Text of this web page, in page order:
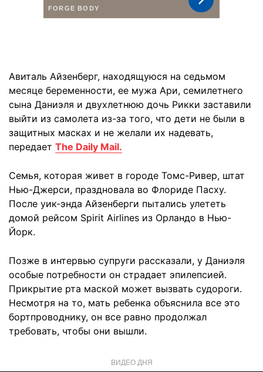
Авиталь Айзенберг, находящуюся на седьмом
месяце беременности, ее мужа Ари, семилетнего
сына Даниэля и двухлетнюю дочь Рикки заставили
выйти из самолета из-за того, что дети не были в
защитных масках и не желали их надевать,
передает The Daily Mail.
Семья, которая живет в городе Томс-Ривер, штат
Нью-Джерси, праздновала во Флориде Пасху.
После уик-энда Айзенберги пытались улететь
домой рейсом Spirit Airlines из Орландо в Нью-
Йорк.
Позже в интервью супруги рассказали, у Даниэля
особые потребности он страдает эпилепсией.
Прикрытие рта маской может вызвать судороги.
Несмотря на то, мать ребенка объяснила все это
бортпроводнику, он все равно продолжал
требовать, чтобы они вышли.
ВИДЕО ДНЯ